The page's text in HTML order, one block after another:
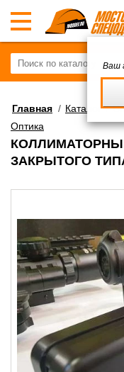
Ваш
Главная / Каталог/
Оптика
ЗАКРЫТОГО